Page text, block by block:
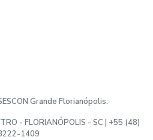
Grande Florianópolis.
- FLORIANÓPOLIS - SC | +55 (48)
1409